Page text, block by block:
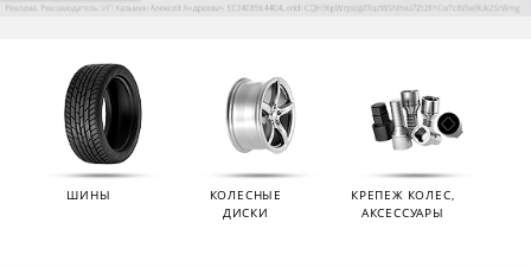
ШИНЫ
КОЛЕСНЫЕ
ДИСКИ
КРЕПЕЖ КОЛЕС,
АКСЕССУАРЫ